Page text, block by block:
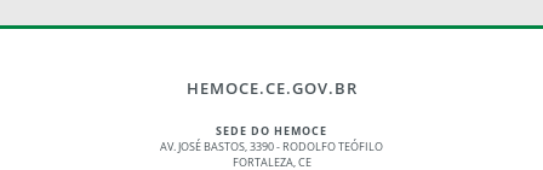
HEMOCE.CE.GOV.BR
SEDE DO HEMOCE
AV. JOSÉ BASTOS, 3390 - RODOLFO TEÓFILO
FORTALEZA, CE